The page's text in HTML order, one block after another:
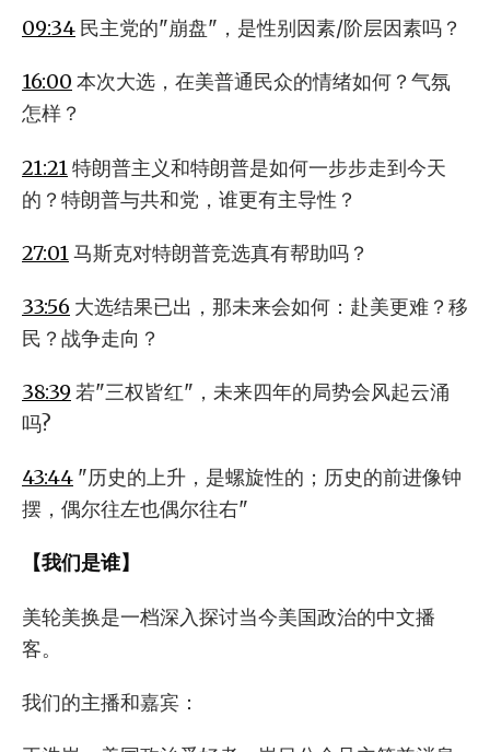
09:34 民主党的"崩盘"，是性别因素/阶层因素吗？
16:00 本次大选，在美普通民众的情绪如何？气氛
怎样？
21:21 特朗普主义和特朗普是如何一步步走到今天
的？特朗普与共和党，谁更有主导性？
27:01马斯克对特朗普竞选真有帮助吗？
33:56 大选结果已出，那未来会如何：赴美更难？移
民？战争走向？
38:39 若"三权皆红"，未来四年的局势会风起云涌
吗?
43:44 "历史的上升，是螺旋性的；历史的前进像钟
摆，偶尔往左也偶尔往右"
【我们是谁】
美轮美换是一档深入探讨当今美国政治的中文播
客。
我们的主播和嘉宾：